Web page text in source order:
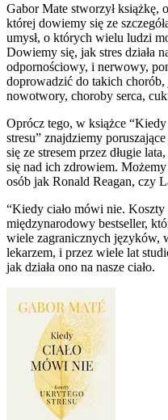
Gabor Mate stworzył książkę,
której dowiemy się ze
umysł, o których wielu ludzi
Dowiemy się, jak stres działa
odpornościowy, i nerwowy,
doprowadzić do takich chorób,
nowotwory, choroby serca,
Oprócz tego, w książce
stresu” znajdziemy
się ze stresem przez długie
się nad ich zdrowiem.
osób jak Ronald Reagan, czy
“Kiedy ciało mówi nie. Koszty
międzynarodowy bestseller,
wiele zagranicznych języków,
lekarzem, i przez wiele lat
jak działa ono na nasze ciało.